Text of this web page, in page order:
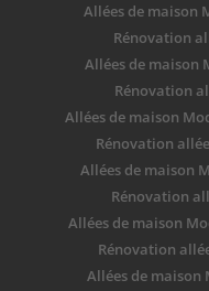
Allées de maison
Rénovation
Allées de maison
Rénovation
Allées de maison
Rénovation
Allées de maison
Rénovation
Allées de maison
Rénovation
Allées de maison